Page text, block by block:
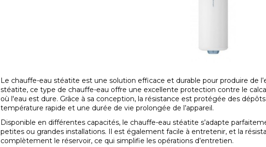
Le chauffe-eau stéatite est une solution efficace et durable pour produire de
stéatite, ce type de chauffe-eau offre une excellente protection contre le
où l'eau est dure. Grâce à sa conception, la résistance est protégée des
température rapide et une durée de vie prolongée de l’appareil.
Disponible en différentes capacités, le chauffe-eau stéatite s’adapte
petites ou grandes installations. Il est également facile à entretenir, et la
complètement le réservoir, ce qui simplifie les opérations d’entretien.